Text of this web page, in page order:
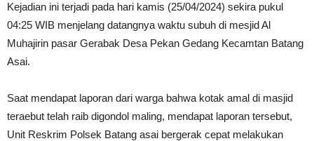
Kejadian ini terjadi pada hari kamis (25/04/2024) sekira pukul
04:25 WIB menjelang datangnya waktu subuh di mesjid Al
Muhajirin pasar Gerabak Desa Pekan Gedang Kecamtan Batang
Asai.
Saat mendapat laporan dari warga bahwa kotak amal di masjid
teraebut telah raib digondol maling, mendapat laporan tersebut,
Unit Reskrim Polsek Batang asai bergerak cepat melakukan